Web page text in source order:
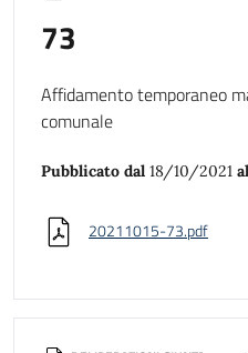
73
Affidamento temporaneo
comunale
Pubblicato dal 18/10/2021 al
20211015-73.pdf